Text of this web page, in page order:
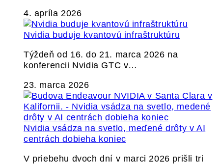
4. apríla 2026
Nvidia buduje kvantovú infraštruktúru
Týždeň od 16. do 21. marca 2026 na
konferencii Nvidia GTC v…
23. marca 2026
Nvidia vsádza na svetlo, meďené drôty v AI
centrách dobieha koniec
V priebehu dvoch dní v marci 2026 prišli tri